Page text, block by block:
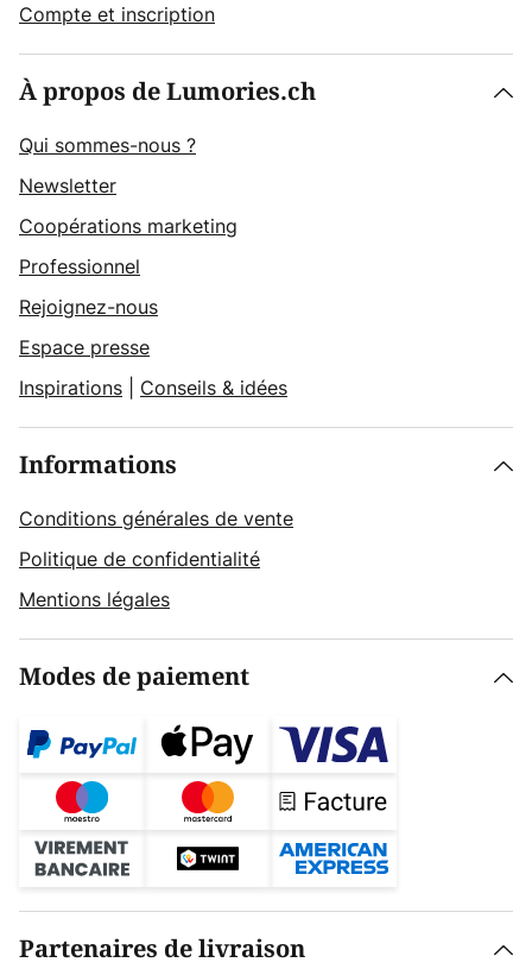
Compte et inscription
À propos de Lumories.ch
Qui sommes-nous ?
Newsletter
Coopérations marketing
Professionnel
Rejoignez-nous
Espace presse
Inspirations
Conseils & idées
Informations
Conditions générales de vente
Politique de confidentialité
Mentions légales
Modes de paiement
Partenaires de livraison